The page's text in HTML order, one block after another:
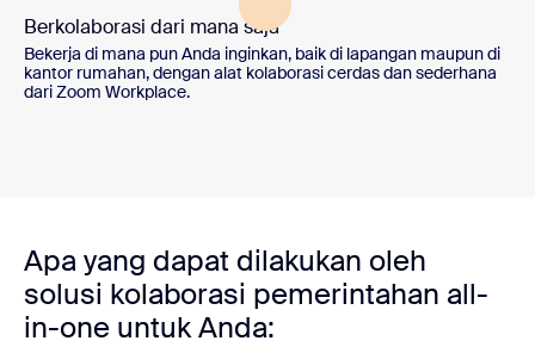
Berkolaborasi dari mana saja
Bekerja di mana pun Anda inginkan, baik di lapangan maupun di
kantor rumahan, dengan alat kolaborasi cerdas dan sederhana
dari Zoom Workplace.
Apa yang dapat dilakukan oleh
solusi kolaborasi pemerintahan all-
in-one untuk Anda: